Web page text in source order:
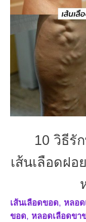
10 วิธีรั
เส้นเลือดฝ
เส้นเลือดขอด, หลอ
ขอด, หลอดเลือดขา